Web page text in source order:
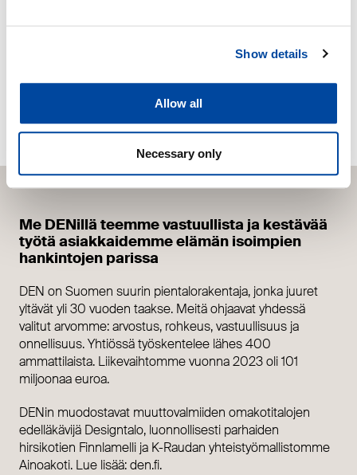
Show details
Allow all
Necessary only
Lisätiedot
vastuullisuusjohtaja, DEN Finland, maria.mroue [at] den.fi |
Me DENillä teemme vastuullista ja kestävää
työtä asiakkaidemme elämän isoimpien
hankintojen parissa
DEN on Suomen suurin pientalorakentaja, jonka juuret
yltävät yli 30 vuoden taakse. Meitä ohjaavat yhdessä
valitut arvomme: arvostus, rohkeus, vastuullisuus ja
onnellisuus. Yhtiössä työskentelee lähes 400
ammattilaista. Liikevaihtomme vuonna 2023 oli 101
miljoonaa euroa.
DENin muodostavat muuttovalmiiden omakotitalojen
edelläkävijä Designtalo, luonnollisesti parhaiden
hirsikotien Finnlamelli ja K-Raudan yhteistyömallistomme
Ainoakoti. Lue lisää: den.fi.